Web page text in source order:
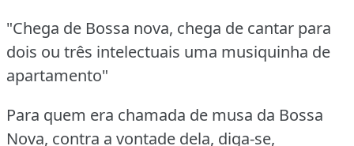
"Chega de Bossa nova, chega de cantar para
dois ou três intelectuais uma musiquinha de
apartamento"
Para quem era chamada de musa da Bossa
Nova, contra a vontade dela, diga-se,